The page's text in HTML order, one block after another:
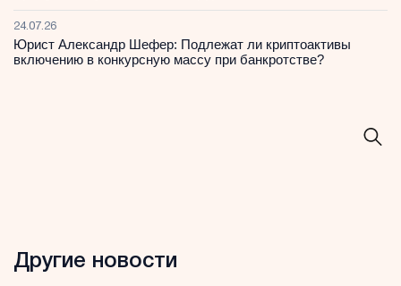
24.07.26
Юрист Александр Шефер: Подлежат ли криптоактивы
включению в конкурсную массу при банкротстве?
Другие новости